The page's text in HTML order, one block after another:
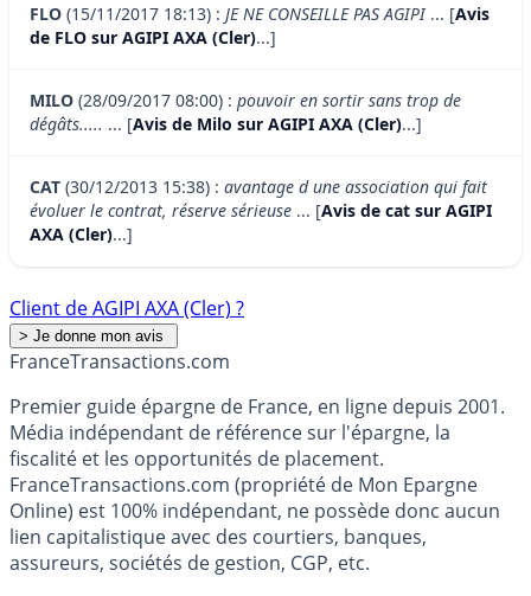
FLO (15/11/2017 18:13) : JE NE CONSEILLE PAS AGIPI... [Avis
de FLO sur AGIPI AXA (Cler)...]
MILO (28/09/2017 08:00) : pouvoir en sortir sans trop de
dégâts..... ... [Avis de Milo sur AGIPI AXA (Cler)...]
CAT (30/12/2013 15:38) : avantage d une association qui fait
évoluer le contrat, réserve sérieuse ... [Avis de cat sur AGIPI
AXA (Cler)...]
Client de AGIPI AXA (Cler) ?
FranceTransactions.com
Premier guide épargne de France, en ligne depuis 2001.
Média indépendant de référence sur l'épargne, la
fiscalité et les opportunités de placement.
FranceTransactions.com (propriété de Mon Epargne
Online) est 100% indépendant, ne possède donc aucun
lien capitalistique avec des courtiers, banques,
assureurs, sociétés de gestion, CGP, etc.